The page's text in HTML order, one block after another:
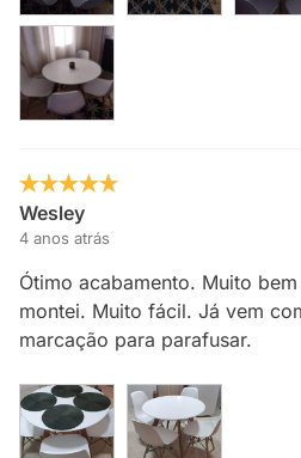
Wesley
4 anos atrás
Ótimo acabamento. Muito
montei. Muito fácil. Já vem
marcação para parafusar.